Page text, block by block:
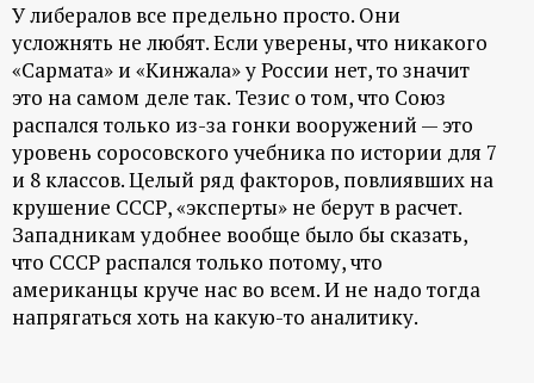
У либералов все предельно просто. Они
усложнять не любят. Если уверены, что никакого
«Сармата» и «Кинжала» у России нет, то значит
это на самом деле так. Тезис о том, что Союз
распался только из-за гонки вооружений — это
уровень соросовского учебника по истории для 7
и 8 классов. Целый ряд факторов, повлиявших на
крушение СССР, «эксперты» не берут в расчет.
Западникам удобнее вообще было бы сказать,
что СССР распался только потому, что
американцы круче нас во всем. И не надо тогда
напрягаться хоть на какую-то аналитику.